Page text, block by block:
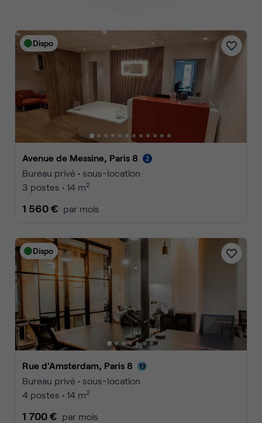
Dispo
Avenue de Messine, Paris 8
Bureau privé • sous-location
3 postes • 14 m2
1 560 € par mois
Dispo
Rue d'Amsterdam, Paris 8
Bureau privé • sous-location
4 postes • 14 m2
1 700 € par mois